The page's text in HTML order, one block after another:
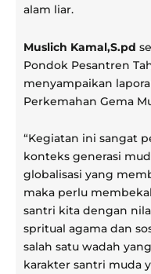
alam liar.
Muslich Kamal,S.pd
Pondok Pesantren
menyampaikan
Perkemahan Gema
“Kegiatan ini sangat
konteks generasi
globalisasi yang
maka perlu
santri kita dengan
spritual agama dan
salah satu wadah
karakter santri muda